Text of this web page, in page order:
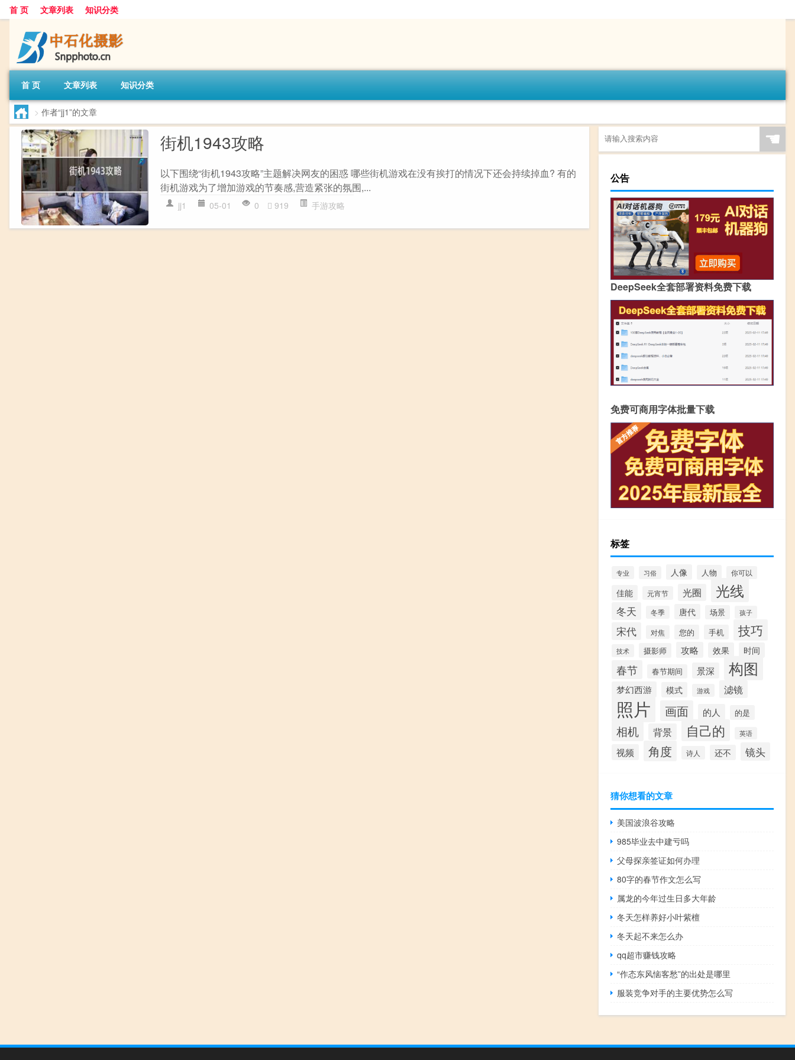
首 页 文章列表 知识分类
首 页 文章列表 知识分类
> 作者“jj1”的文章
街机1943攻略
以下围绕“街机1943攻略”主题解决网友的困惑 哪些街机游戏在没有挨打的情况下还会持续掉血? 有的
街机游戏为了增加游戏的节奏感,营造紧张的氛围,...
jj1 05-01 0 919 手游攻略
☚
公告
DeepSeek全套部署资料免费下载
免费可商用字体批量下载
标签
专业 习俗 人像 人物 你可以
佳能 元宵节 光圈 光线
冬天 冬季 唐代 场景 孩子
宋代 对焦 您的 手机 技巧
技术 摄影师 攻略 效果 时间
春节 春节期间 景深 构图
梦幻西游 模式 游戏 滤镜
照片 画面 的人 的是
相机 背景 自己的 英语
视频 角度 诗人 还不 镜头
猜你想看的文章
美国波浪谷攻略
985毕业去中建亏吗
父母探亲签证如何办理
80字的春节作文怎么写
属龙的今年过生日多大年龄
冬天怎样养好小叶紫檀
冬天起不来怎么办
qq超市赚钱攻略
“作态东风恼客愁”的出处是哪里
服装竞争对手的主要优势怎么写